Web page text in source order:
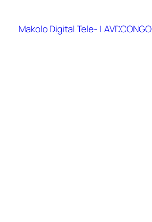
Makolo Digital Tele- LAVDCONGO